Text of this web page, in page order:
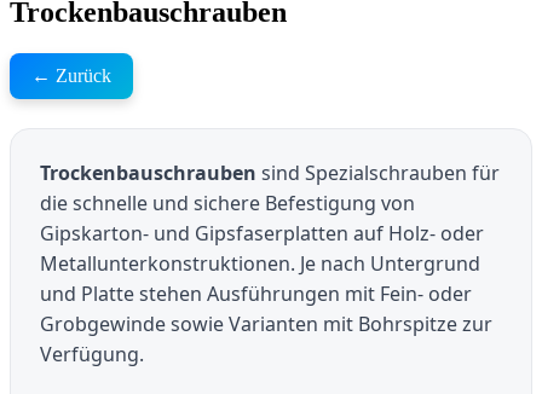
Trockenbauschrauben
← Zurück
Trockenbauschrauben sind Spezialschrauben für
die schnelle und sichere Befestigung von
Gipskarton- und Gipsfaserplatten auf Holz- oder
Metallunterkonstruktionen. Je nach Untergrund
und Platte stehen Ausführungen mit Fein- oder
Grobgewinde sowie Varianten mit Bohrspitze zur
Verfügung.